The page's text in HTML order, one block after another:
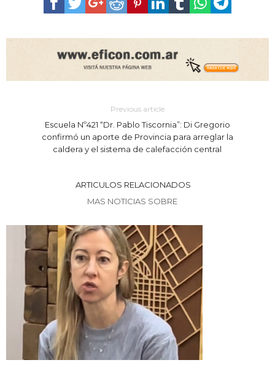
Previous article
Escuela Nº421 “Dr. Pablo Tiscornia”: Di Gregorio
confirmó un aporte de Provincia para arreglar la
caldera y el sistema de calefacción central
ARTICULOS RELACIONADOS
MAS NOTICIAS SOBRE